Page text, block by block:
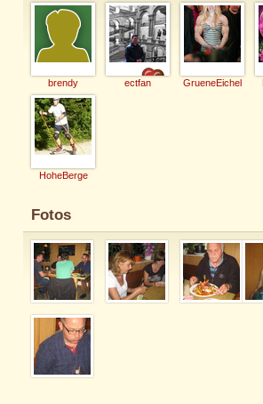
brendy ectfan GrueneEichel
HoheBerge
Fotos